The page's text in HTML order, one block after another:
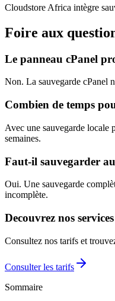
Cloudstore Africa intègre
Foire aux
Le panneau cPanel
Non. La sauvegarde cPanel
Combien de temps
Avec une sauvegarde locale
semaines.
Faut-il sauvegarder
Oui. Une sauvegarde
incomplète.
Decouvrez nos services
Consultez nos tarifs et
Consulter les tarifs
Sommaire